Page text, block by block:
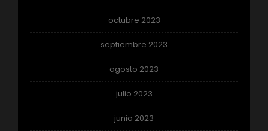
octubre 2023
septiembre 2023
agosto 2023
julio 2023
junio 2023